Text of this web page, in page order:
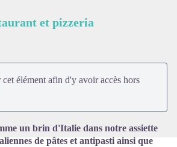
et pizzeria
cet élément afin d'y avoir accès hors
un brin d'Italie dans notre assiette
de pâtes et antipasti ainsi que